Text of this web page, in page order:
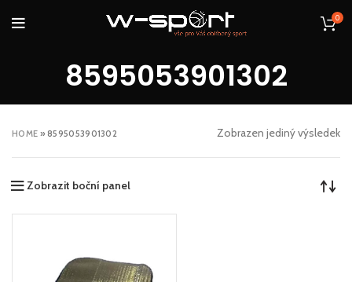
0
8595053901302
HOME »8595053901302 Zobrazen jediný výsledek
Zobrazit boční panel